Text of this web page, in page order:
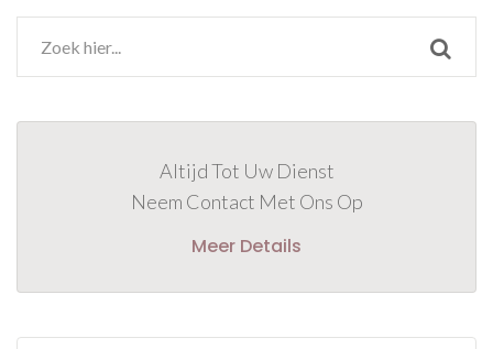
Altijd Tot Uw Dienst
Neem Contact Met Ons Op
Meer Details